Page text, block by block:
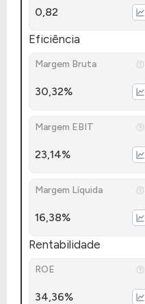
0,82
Eficiência
Margem Bruta
30,32%
Margem EBIT
23,14%
Margem Líquida
16,38%
Rentabilidade
ROE
34,36%